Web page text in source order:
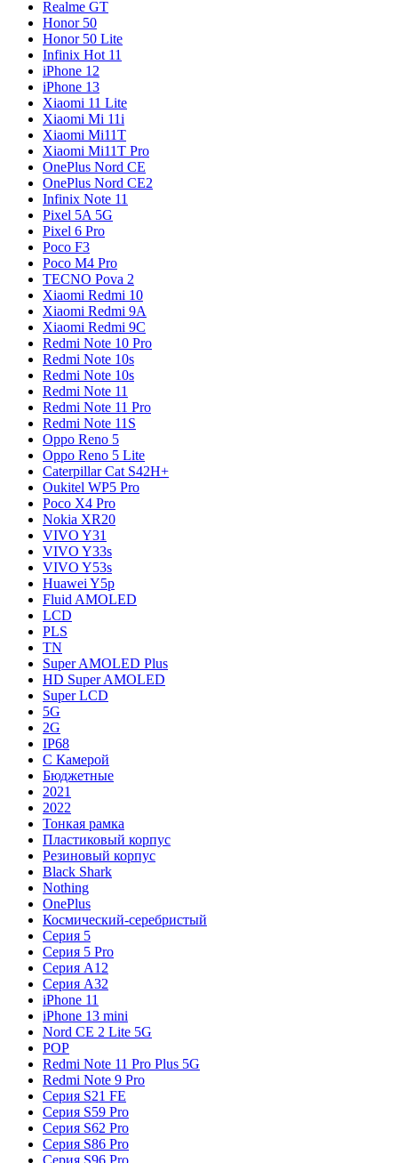
Realme GT
Honor 50
Honor 50 Lite
Infinix Hot 11
iPhone 12
iPhone 13
Xiaomi 11 Lite
Xiaomi Mi 11i
Xiaomi Mi11T
Xiaomi Mi11T Pro
OnePlus Nord CE
OnePlus Nord CE2
Infinix Note 11
Pixel 5A 5G
Pixel 6 Pro
Poco F3
Poco M4 Pro
TECNO Pova 2
Xiaomi Redmi 10
Xiaomi Redmi 9A
Xiaomi Redmi 9C
Redmi Note 10 Pro
Redmi Note 10s
Redmi Note 10s
Redmi Note 11
Redmi Note 11 Pro
Redmi Note 11S
Oppo Reno 5
Oppo Reno 5 Lite
Caterpillar Cat S42H+
Oukitel WP5 Pro
Poco X4 Pro
Nokia XR20
VIVO Y31
VIVO Y33s
VIVO Y53s
Huawei Y5p
Fluid AMOLED
LCD
PLS
TN
Super AMOLED Plus
HD Super AMOLED
Super LCD
5G
2G
IP68
С Камерой
Бюджетные
2021
2022
Тонкая рамка
Пластиковый корпус
Резиновый корпус
Black Shark
Nothing
OnePlus
Космический-серебристый
Серия 5
Серия 5 Pro
Серия A12
Серия A32
iPhone 11
iPhone 13 mini
Nord CE 2 Lite 5G
POP
Redmi Note 11 Pro Plus 5G
Redmi Note 9 Pro
Серия S21 FE
Серия S59 Pro
Серия S62 Pro
Серия S86 Pro
Серия S96 Pro